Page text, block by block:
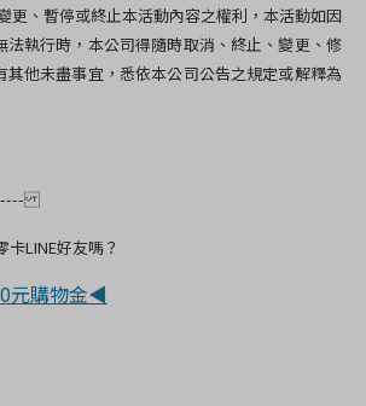
更、暫停或終止本活動內容之權利，本活動如因
法執行時，本公司得隨時取消、終止、變更、修
其他未盡事宜，悉依本公司公告之規定或解釋為
LINE好友嗎？
元購物金◀